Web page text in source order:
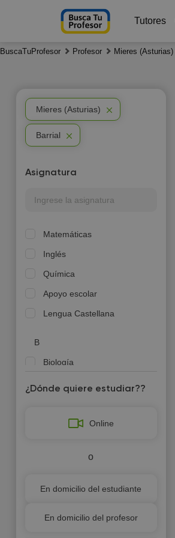
Tutores
BuscaTuProfesor Profesor Mieres (Asturias)
Mieres (Asturias)
Barrial
Asignatura
Matemáticas
Inglés
Química
Apoyo escolar
Lengua Castellana
B
Biología
Desarrollo de la memoria
Entrenador personal
¿Dónde quiere estudiar??
Online
o
En domicilio del estudiante
En domicilio del profesor